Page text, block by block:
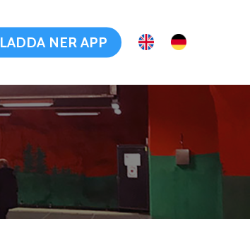
LADDA NER APP